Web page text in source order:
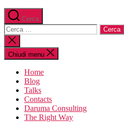
Cerca
Cerca:
Chiudi
la
ricerca
Chiudi menu
Home
Blog
Talks
Contacts
Daruma Consulting
The Right Way